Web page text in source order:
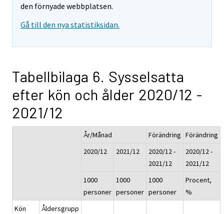
den förnyade webbplatsen.
Gå till den nya statistiksidan.
Tabellbilaga 6. Sysselsatta
efter kön och ålder 2020/12 -
2021/12
År/Månad Förändring Förändring
2020/12
2021/12
2020/12 -
2021/12
2020/12 -
2021/12
1000
personer
1000
personer
1000
personer
Procent,
%
Kön
Åldersgrupp